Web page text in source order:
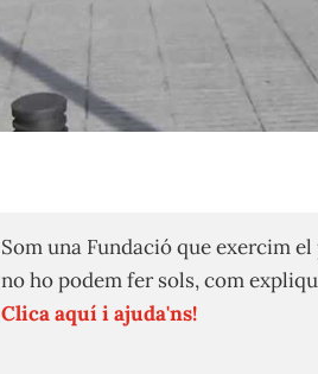
Som una Fundació que exercim
no ho podem fer sols, com
Clica aquí i ajuda'ns!